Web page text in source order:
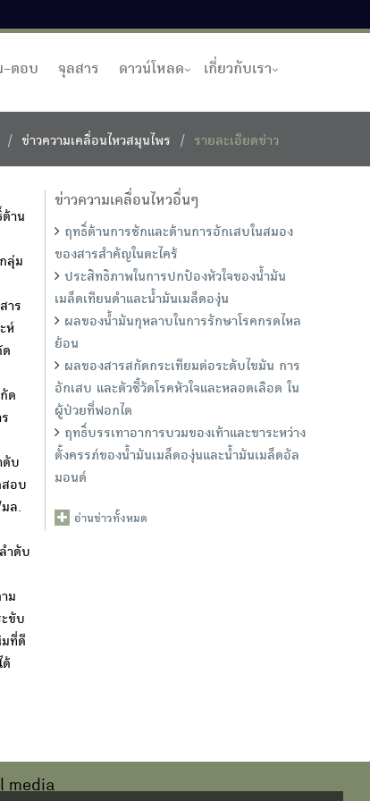
-ตอบ จุลสาร ดาวน์โหลด เกี่ยวกับเรา
ข่าวความเคลื่อนไหวสมุนไพร รายละเอียดข่าว
าน
ลุ่ม
าร
ห์
ด
ดับ
สอบ
ล.
ำดับ
ม
ขับ
มที่ดี
ด้
ข่าวความเคลื่อนไหวอื่นๆ
ฤทธิ์ต้านการชักและต้านการอักเสบในสมอง
ของสารสำคัญในตะไคร้
ประสิทธิภาพในการปกป้องหัวใจของน้ำมัน
เมล็ดเทียนดำและน้ำมันเมล็ดองุ่น
ผลของน้ำมันกุหลาบในการรักษาโรคกรดไหล
ย้อน
ผลของสารสกัดกระเทียมต่อระดับไขมัน การ
อักเสบ และตัวชี้วัดโรคหัวใจและหลอดเลือด ใน
ผู้ป่วยที่ฟอกไต
ฤทธิ์บรรเทาอาการบวมของเท้าและขาระหว่าง
ตั้งครรภ์ของน้ำมันเมล็ดองุ่นและน้ำมันเมล็ดอัล
มอนด์
อ่านข่าวทั้งหมด
media